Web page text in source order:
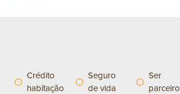
Crédito
habitação
Seguro
de vida
Ser
parceiro